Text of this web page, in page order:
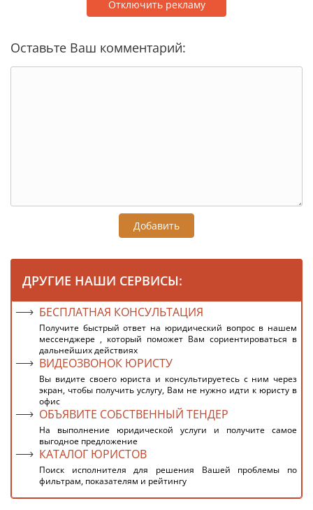
Отключить рекламу
Оставьте Ваш комментарий:
Добавить
ДРУГИЕ НАШИ СЕРВИСЫ:
БЕСПЛАТНАЯ КОНСУЛЬТАЦИЯ
Получите быстрый ответ на юридический вопрос в нашем
мессенджере , который поможет Вам сориентироваться в
дальнейших действиях
ВИДЕОЗВОНОК ЮРИСТУ
Вы видите своего юриста и консультируетесь с ним через
экран, чтобы получить услугу, Вам не нужно идти к юристу в
офис
ОБЪЯВИТЕ СОБСТВЕННЫЙ ТЕНДЕР
На выполнение юридической услуги и получите самое
выгодное предложение
КАТАЛОГ ЮРИСТОВ
Поиск исполнителя для решения Вашей проблемы по
фильтрам, показателям и рейтингу